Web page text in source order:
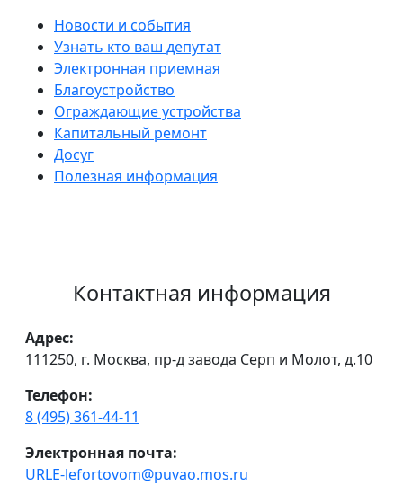
Новости и события
Узнать кто ваш депутат
Электронная приемная
Благоустройство
Ограждающие устройства
Капитальный ремонт
Досуг
Полезная информация
Контактная информация
Адрес:
111250, г. Москва, пр-д завода Серп и Молот, д.10
Телефон:
8 (495) 361-44-11
Электронная почта:
URLE-lefortovom@puvao.mos.ru